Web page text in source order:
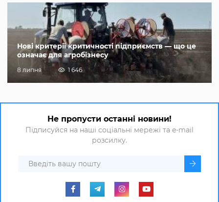
Нові критерії критичності підприємств — що це
означає для агробізнесу
8 липня 1 646
Не пропусти останні новини!
Підписуйся на наші соціальні мережі та e-mail
розсилку.